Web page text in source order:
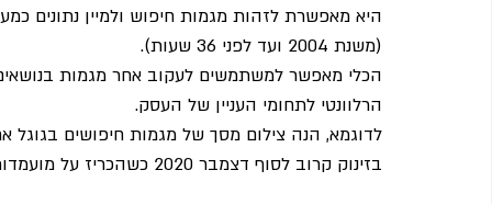
היא מאפשרת לזהות מגמות חיפוש ולמיין נתונים
(משנת 2004 ועד לפני 36 שעות).
הכלי מאפשר למשתמשים לעקוב אחר מגמות
הרלוונטי לתחומי העניין של העסק.
בזינוק קרוב לסוף דצמבר 2020 כשהכריז על מועמדותו לכנסת.